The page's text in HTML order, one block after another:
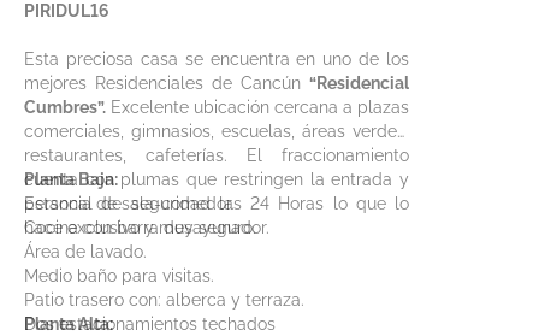
PIRIDUL16
Esta preciosa casa se encuentra en uno de los
mejores Residenciales de Cancún “Residencial
Cumbres”. Excelente ubicación cercana a plazas
comerciales, gimnasios, escuelas, áreas verdes,
restaurantes, cafeterías. El fraccionamiento
cuenta con plumas que restringen la entrada y
personal de seguridad las 24 Horas lo que lo
hace exclusivo y muy seguro.
Planta Baja:
Estancia de sala-comedor.
Cocina con barra desayunador.
Área de lavado.
Medio baño para visitas.
Patio trasero con: alberca y terraza.
Dos estacionamientos techados
Planta Alta: